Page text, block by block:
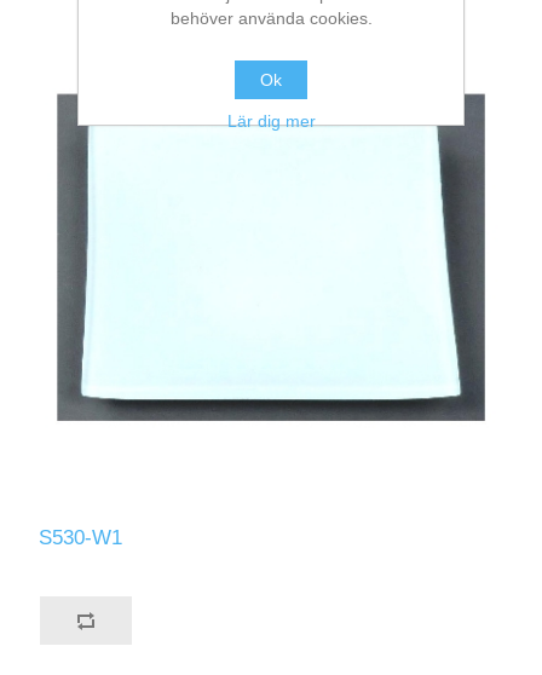
S530-W1
behöver använda cookies.
Ok
Lär dig mer